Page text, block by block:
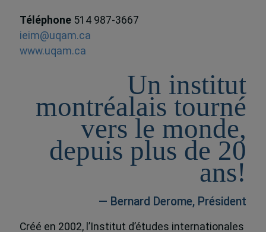
Téléphone 514 987-3667
ieim@uqam.ca
www.uqam.ca
Un institut
montréalais tourné
vers le monde,
depuis plus de 20
ans!
— Bernard Derome, Président
Créé en 2002, l’Institut d’études internationales